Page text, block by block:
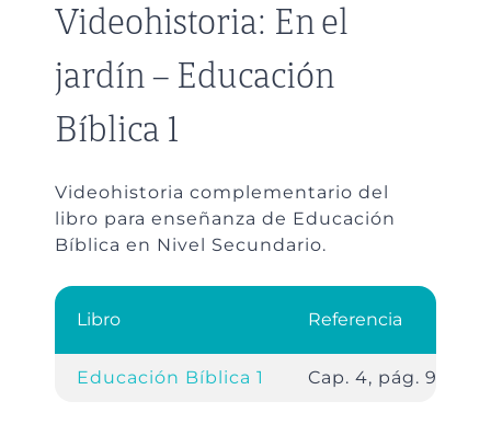
Videohistoria: En el
jardín – Educación
Bíblica 1
Videohistoria complementario del
libro para enseñanza de Educación
Bíblica en Nivel Secundario.
Libro Referencia
Educación Bíblica 1 Cap. 4, pág. 94.